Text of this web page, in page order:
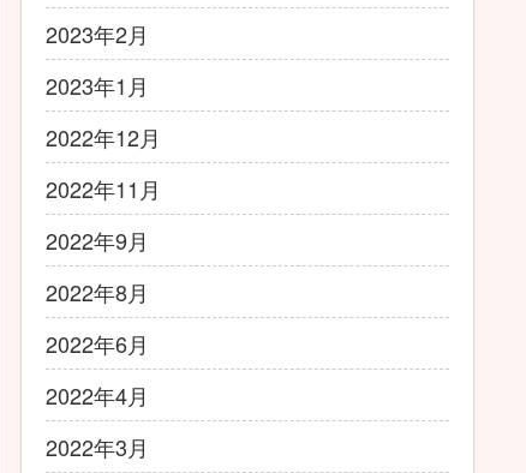
2023年2月
2023年1月
2022年12月
2022年11月
2022年9月
2022年8月
2022年6月
2022年4月
2022年3月